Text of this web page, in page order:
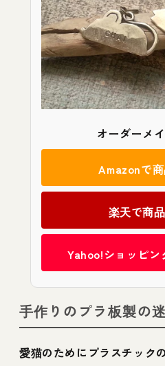
オーダーメ
Amazonで
楽天で商
Yahoo!ショッピン
手作りのプラ板製の
愛猫のためにプラスチック